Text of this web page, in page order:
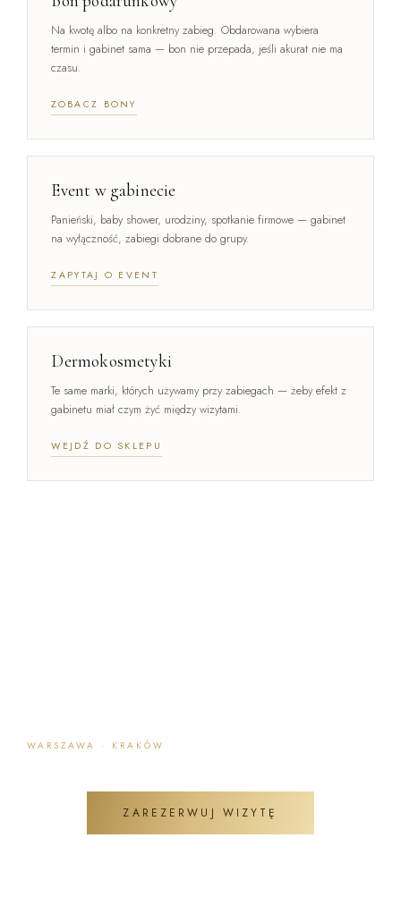
Na kwotę albo na konkretny zabieg. Obdarowana wybiera
termin i gabinet sama — bon nie przepada, jeśli akurat nie ma
czasu.
ZOBACZ BONY
Event w gabinecie
Panieński, baby shower, urodziny, spotkanie firmowe — gabinet
na wyłączność, zabiegi dobrane do grupy.
ZAPYTAJ O EVENT
Dermokosmetyki
Te same marki, których używamy przy zabiegach — żeby efekt z
gabinetu miał czym żyć między wizytami.
WEJDŹ DO SKLEPU
WARSZAWA · KRAKÓW
ZAREZERWUJ WIZYTĘ